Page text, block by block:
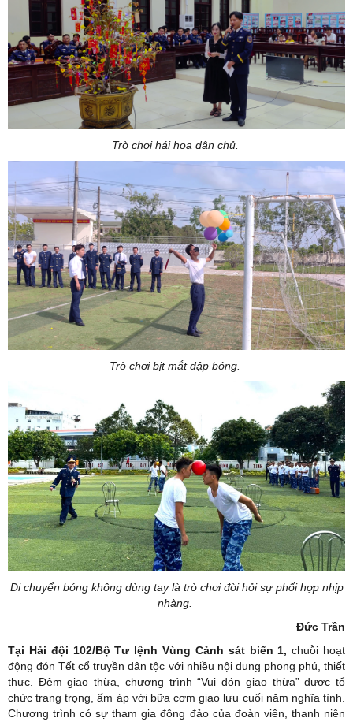
Trò chơi hái hoa dân chủ.
Trò chơi bịt mắt đập bóng.
Di chuyển bóng không dùng tay là trò chơi đòi hỏi sự phối hợp nhịp
nhàng.
Đức Trần
Tại Hải đội 102/Bộ Tư lệnh Vùng Cảnh sát biển 1, chuỗi hoạt
động đón Tết cổ truyền dân tộc với nhiều nội dung phong phú, thiết
thực. Đêm giao thừa, chương trình “Vui đón giao thừa” được tổ
chức trang trọng, ấm áp với bữa cơm giao lưu cuối năm nghĩa tình.
Chương trình có sự tham gia đông đảo của đoàn viên, thanh niên